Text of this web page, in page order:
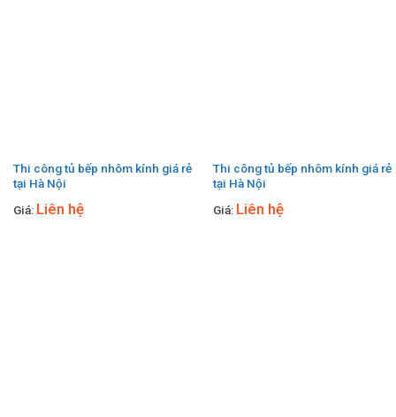
Thi công tủ bếp nhôm kính giá rẻ
tại Hà Nội
Giá: Liên hệ
Thi công tủ bếp nhôm kính giá rẻ
tại Hà Nội
Giá: Liên hệ